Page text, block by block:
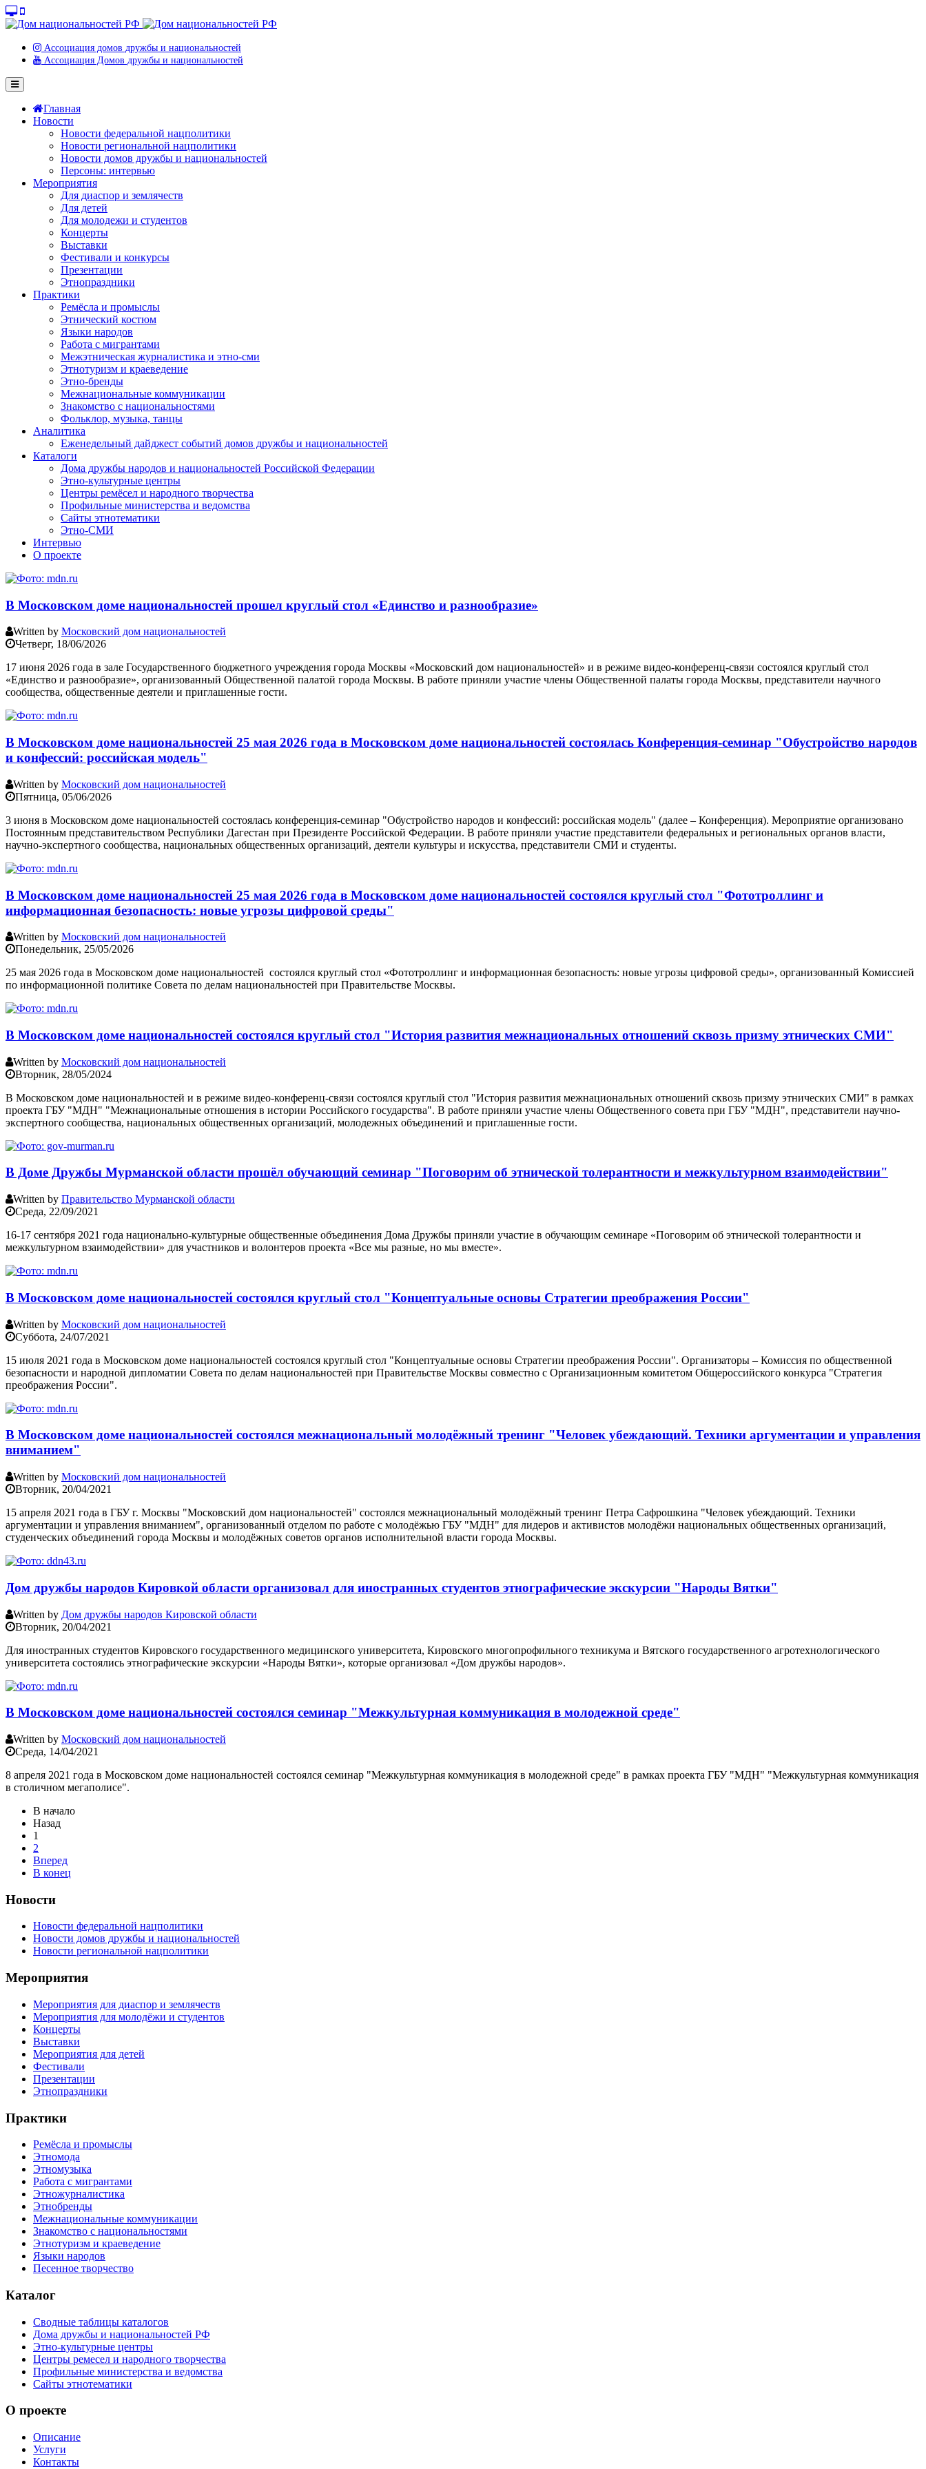
Ассоциация домов дружбы и национальностей
Ассоциация Домов дружбы и национальностей
Главная
Новости
Новости федеральной нацполитики
Новости региональной нацполитики
Новости домов дружбы и национальностей
Персоны: интервью
Мероприятия
Для диаспор и землячеств
Для детей
Для молодежи и студентов
Концерты
Выставки
Фестивали и конкурсы
Презентации
Этнопраздники
Практики
Ремёсла и промыслы
Этнический костюм
Языки народов
Работа с мигрантами
Межэтническая журналистика и этно-сми
Этнотуризм и краеведение
Этно-бренды
Межнациональные коммуникации
Знакомство с национальностями
Фольклор, музыка, танцы
Аналитика
Еженедельный дайджест событий домов дружбы и национальностей
Каталоги
Дома дружбы народов и национальностей Российской Федерации
Этно-культурные центры
Центры ремёсел и народного творчества
Профильные министерства и ведомства
Сайты этнотематики
Этно-СМИ
Интервью
О проекте
В Московском доме национальностей прошел круглый стол «Единство и разнообразие»
Written by Московский дом национальностей
Четверг, 18/06/2026
17 июня 2026 года в зале Государственного бюджетного учреждения города Москвы «Московский дом национальностей» и в режиме видео-конференц-связи состоялся круглый стол
«Единство и разнообразие», организованный Общественной палатой города Москвы. В работе приняли участие члены Общественной палаты города Москвы, представители научного
сообщества, общественные деятели и приглашенные гости.
В Московском доме национальностей 25 мая 2026 года в Московском доме национальностей состоялась Конференция-семинар "Обустройство народов
и конфессий: российская модель"
Written by Московский дом национальностей
Пятница, 05/06/2026
3 июня в Московском доме национальностей состоялась конференция-семинар "Обустройство народов и конфессий: российская модель" (далее – Конференция). Мероприятие организовано
Постоянным представительством Республики Дагестан при Президенте Российской Федерации. В работе приняли участие представители федеральных и региональных органов власти,
научно-экспертного сообщества, национальных общественных организаций, деятели культуры и искусства, представители СМИ и студенты.
В Московском доме национальностей 25 мая 2026 года в Московском доме национальностей состоялся круглый стол "Фототроллинг и
информационная безопасность: новые угрозы цифровой среды"
Written by Московский дом национальностей
Понедельник, 25/05/2026
25 мая 2026 года в Московском доме национальностей состоялся круглый стол «Фототроллинг и информационная безопасность: новые угрозы цифровой среды», организованный Комиссией
по информационной политике Совета по делам национальностей при Правительстве Москвы.
В Московском доме национальностей состоялся круглый стол "История развития межнациональных отношений сквозь призму этнических СМИ"
Written by Московский дом национальностей
Вторник, 28/05/2024
В Московском доме национальностей и в режиме видео-конференц-связи состоялся круглый стол "История развития межнациональных отношений сквозь призму этнических СМИ" в рамках
проекта ГБУ "МДН" "Межнациональные отношения в истории Российского государства". В работе приняли участие члены Общественного совета при ГБУ "МДН", представители научно-
экспертного сообщества, национальных общественных организаций, молодежных объединений и приглашенные гости.
В Доме Дружбы Мурманской области прошёл обучающий семинар "Поговорим об этнической толерантности и межкультурном взаимодействии"
Written by Правительство Мурманской области
Среда, 22/09/2021
16-17 сентября 2021 года национально-культурные общественные объединения Дома Дружбы приняли участие в обучающим семинаре «Поговорим об этнической толерантности и
межкультурном взаимодействии» для участников и волонтеров проекта «Все мы разные, но мы вместе».
В Московском доме национальностей состоялся круглый стол "Концептуальные основы Стратегии преображения России"
Written by Московский дом национальностей
Суббота, 24/07/2021
15 июля 2021 года в Московском доме национальностей состоялся круглый стол "Концептуальные основы Стратегии преображения России". Организаторы – Комиссия по общественной
безопасности и народной дипломатии Совета по делам национальностей при Правительстве Москвы совместно с Организационным комитетом Общероссийского конкурса "Стратегия
преображения России".
В Московском доме национальностей состоялся межнациональный молодёжный тренинг "Человек убеждающий. Техники аргументации и управления
вниманием"
Written by Московский дом национальностей
Вторник, 20/04/2021
15 апреля 2021 года в ГБУ г. Москвы "Московский дом национальностей" состоялся межнациональный молодёжный тренинг Петра Сафрошкина "Человек убеждающий. Техники
аргументации и управления вниманием", организованный отделом по работе с молодёжью ГБУ "МДН" для лидеров и активистов молодёжи национальных общественных организаций,
студенческих объединений города Москвы и молодёжных советов органов исполнительной власти города Москвы.
Дом дружбы народов Кировкой области организовал для иностранных студентов этнографические экскурсии "Народы Вятки"
Written by Дом дружбы народов Кировской области
Вторник, 20/04/2021
Для иностранных студентов Кировского государственного медицинского университета, Кировского многопрофильного техникума и Вятского государственного агротехнологического
университета состоялись этнографические экскурсии «Народы Вятки», которые организовал «Дом дружбы народов».
В Московском доме национальностей состоялся семинар "Межкультурная коммуникация в молодежной среде"
Written by Московский дом национальностей
Среда, 14/04/2021
8 апреля 2021 года в Московском доме национальностей состоялся семинар "Межкультурная коммуникация в молодежной среде" в рамках проекта ГБУ "МДН" "Межкультурная коммуникация
в столичном мегаполисе".
В начало
Назад
1
2
Вперед
В конец
Новости
Новости федеральной нацполитики
Новости домов дружбы и национальностей
Новости региональной нацполитики
Мероприятия
Мероприятия для диаспор и землячеств
Мероприятия для молодёжи и студентов
Концерты
Выставки
Мероприятия для детей
Фестивали
Презентации
Этнопраздники
Практики
Ремёсла и промыслы
Этномода
Этномузыка
Работа с мигрантами
Этножурналистика
Этнобренды
Межнациональные коммуникации
Знакомство с национальностями
Этнотуризм и краеведение
Языки народов
Песенное творчество
Каталог
Сводные таблицы каталогов
Дома дружбы и национальностей РФ
Этно-культурные центры
Центры ремесел и народного творчества
Профильные министерства и ведомства
Сайты этнотематики
О проекте
Описание
Услуги
Контакты